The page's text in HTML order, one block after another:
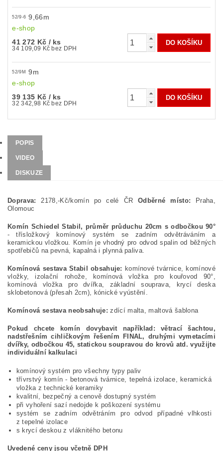
52/9-6 9,66m
e-shop
41 272 Kč / ks
34 109,09 Kč bez DPH
52/9M
9m
e-shop
39 135 Kč / ks
32 342,98 Kč bez DPH
POPIS
VIDEO
DISKUZE
Doprava: 2178,-Kč/komín po celé ČROdběrné místo:
Praha,
Olomouc
Komín Schiedel Stabil, průměr průduchu 20cm s odbočkou 90°
- třísložkový komínový systém se zadním odvětráváním a
keramickou vložkou. Komín je vhodný pro odvod spalin od běžných
spotřebičů na pevná, kapalná i plynná paliva.
Komínová sestava Stabil obsahuje: komínové tvárnice, komínové
vložky, izolační rohože, komínová vložka pro kouřovod 90°,
komínová vložka pro dvířka, základní souprava, krycí deska
sklobetonová (přesah 2cm), kónické vyústění.
Komínová sestava neobsahuje: zdící malta, maltová šablona
Pokud chcete komín dovybavit například: větrací šachtou,
nadstřešním cihličkovým řešením FINAL, druhými vymetacími
dvířky, odbočkou 45, statickou soupravou do krovů atd. využijte
individuální kalkulaci
komínový systém pro všechny typy paliv
třívrstvý komín - betonová tvárnice, tepelná izolace, keramická
vložka z technické keramiky
kvalitní, bezpečný a cenově dostupný systém
při vyhoření sazí nedojde k poškození systému
systém se zadním odvětráním pro odvod případné vlhkosti
z tepelné izolace
s krycí deskou z vláknitého betonu
Uvedené ceny jsou včetně DPH